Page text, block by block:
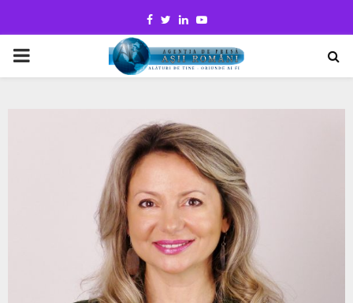
Facebook
TwitterLinkedinYoutube
PRIMARY